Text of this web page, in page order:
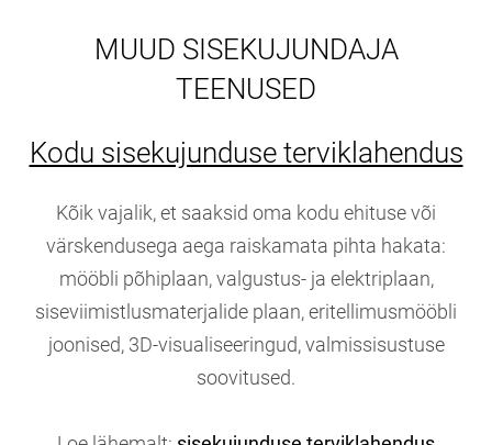
MUUD SISEKUJUNDAJA
TEENUSED
Kodu sisekujunduse terviklahendus
Kõik vajalik, et saaksid oma kodu ehituse või
värskendusega aega raiskamata pihta hakata:
mööbli põhiplaan, valgustus- ja elektriplaan,
siseviimistlusmaterjalide plaan, eritellimusmööbli
joonised, 3D-visualiseeringud, valmissisustuse
soovitused.